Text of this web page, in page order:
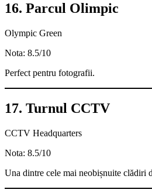
16. Parcul Olimpic
Olympic Green
Nota: 8.5/10
Perfect pentru fotografii.
17. Turnul CCTV
CCTV Headquarters
Nota: 8.5/10
Una dintre cele mai neobișnuite clădiri